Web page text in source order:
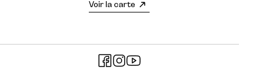
Voir la carte